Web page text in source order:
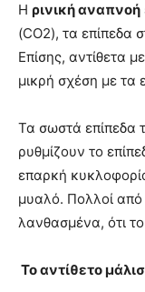
Η ρινική αναπνοή
(CO2), τα επίπεδα
Επίσης, αντίθετα
μικρή σχέση με τα
Τα σωστά επίπεδα
ρυθμίζουν το
επαρκή
μυαλό. Πολλοί
λανθασμένα, ότι
Το αντίθετο